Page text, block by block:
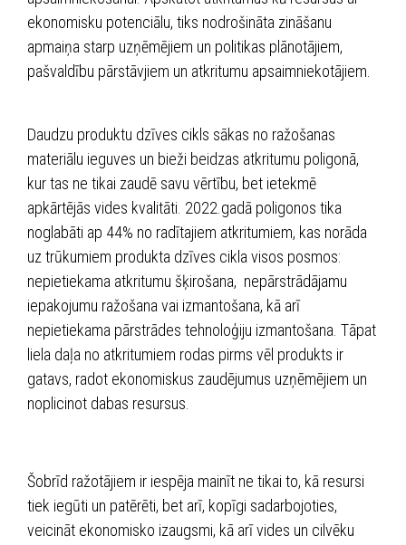
ekonomisku potenciālu, tiks nodrošināta zināšanu
apmaiņa starp uzņēmējiem un politikas plānotājiem,
pašvaldību pārstāvjiem un atkritumu apsaimniekotājiem.
Daudzu produktu dzīves cikls sākas no ražošanas
materiālu ieguves un bieži beidzas atkritumu poligonā,
kur tas ne tikai zaudē savu vērtību, bet ietekmē
apkārtējās vides kvalitāti. 2022.gadā poligonos tika
noglabāti ap 44% no radītajiem atkritumiem, kas norāda
uz trūkumiem produkta dzīves cikla visos posmos:
nepietiekama atkritumu šķirošana, nepārstrādājamu
iepakojumu ražošana vai izmantošana, kā arī
nepietiekama pārstrādes tehnoloģiju izmantošana. Tāpat
liela daļa no atkritumiem rodas pirms vēl produkts ir
gatavs, radot ekonomiskus zaudējumus uzņēmējiem un
noplicinot dabas resursus.
Šobrīd ražotājiem ir iespēja mainīt ne tikai to, kā resursi
tiek iegūti un patērēti, bet arī, kopīgi sadarbojoties,
veicināt ekonomisko izaugsmi, kā arī vides un cilvēku